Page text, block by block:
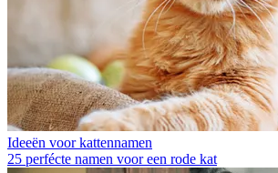
Ideeën voor kattennamen
25 perfécte namen voor een rode kat